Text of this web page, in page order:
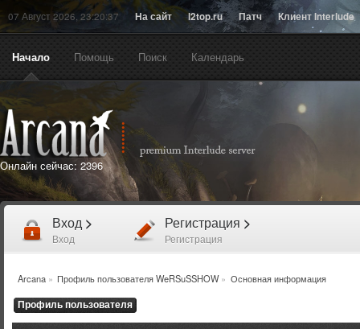
07 Август 2026, 23:20:37 На сайт l2top.ru Патч Клиент Interlude
Начало Помощь Поиск Календарь
Онлайн сейчас: 2396
Вход >
Вход
Регистрация >
Регистрация
Arcana» Профиль пользователя WeRSuSSHOW» Основная информация
Профиль пользователя